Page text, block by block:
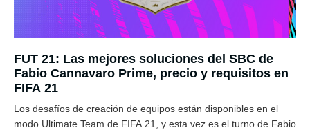
FUT 21: Las mejores soluciones del SBC de
Fabio Cannavaro Prime, precio y requisitos en
FIFA 21
Los desafíos de creación de equipos están disponibles en el
modo Ultimate Team de FIFA 21, y esta vez es el turno de Fabio